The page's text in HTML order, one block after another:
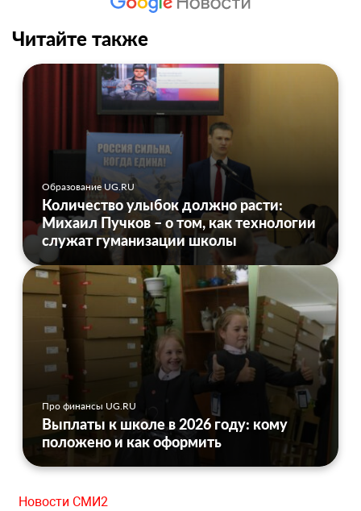
Читайте также
Образование UG.RU
Количество улыбок должно расти:
Михаил Пучков – о том, как технологии
служат гуманизации школы
Про финансы UG.RU
Выплаты к школе в 2026 году: кому
положено и как оформить
Новости СМИ2